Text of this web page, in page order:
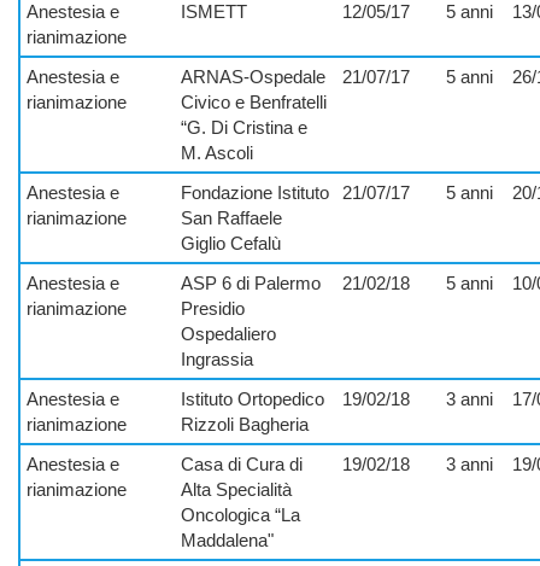
Anestesia e
rianimazione
ISMETT 12/05/17 5 anni
Anestesia e
rianimazione
ARNAS-Ospedale
Civico e Benfratelli
“G. Di Cristina e
M. Ascoli
21/07/17 5 anni 26/
Anestesia e
rianimazione
Fondazione Istituto
San Raffaele
Giglio Cefalù
21/07/17 5 anni 20/
Anestesia e
rianimazione
ASP 6 di Palermo
Presidio
Ospedaliero
Ingrassia
21/02/18 5 anni
Anestesia e
rianimazione
Istituto Ortopedico
Rizzoli Bagheria
19/02/18 3 anni
Anestesia e
rianimazione
Casa di Cura di
Alta Specialità
Oncologica “La
Maddalena"
19/02/18 3 anni